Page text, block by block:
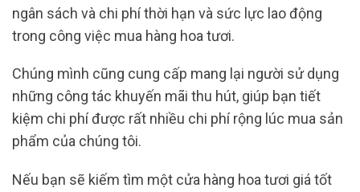
ngân sách và chi phí thời hạn và sức lực lao động
trong công việc mua hàng hoa tươi.
Chúng mình cũng cung cấp mang lại người sử dụng
những công tác khuyến mãi thu hút, giúp bạn tiết
kiệm chi phí được rất nhiều chi phí rộng lúc mua sản
phẩm của chúng tôi.
Nếu bạn sẽ kiếm tìm một cửa hàng hoa tươi giá tốt